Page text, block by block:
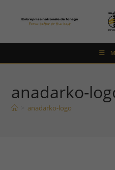
anadarko-
anadarko-logo